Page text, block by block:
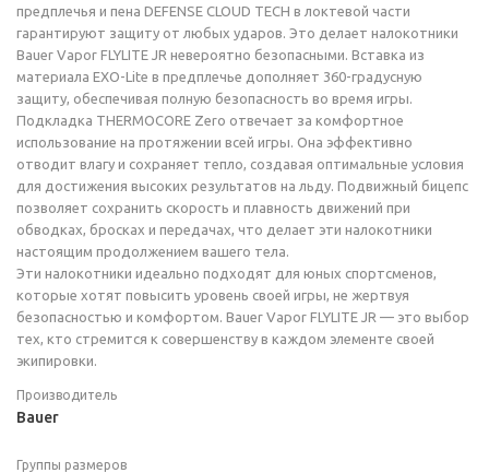
предплечья и пена DEFENSE CLOUD TECH в локтевой части
гарантируют защиту от любых ударов. Это делает налокотники
Bauer Vapor FLYLITE JR невероятно безопасными. Вставка из
материала EXO-Lite в предплечье дополняет 360-градусную
защиту, обеспечивая полную безопасность во время игры.
Подкладка THERMOCORE Zero отвечает за комфортное
использование на протяжении всей игры. Она эффективно
отводит влагу и сохраняет тепло, создавая оптимальные условия
для достижения высоких результатов на льду. Подвижный бицепс
позволяет сохранить скорость и плавность движений при
обводках, бросках и передачах, что делает эти налокотники
настоящим продолжением вашего тела.
Эти налокотники идеально подходят для юных спортсменов,
которые хотят повысить уровень своей игры, не жертвуя
безопасностью и комфортом. Bauer Vapor FLYLITE JR — это выбор
тех, кто стремится к совершенству в каждом элементе своей
экипировки.
Производитель
Bauer
Группы размеров